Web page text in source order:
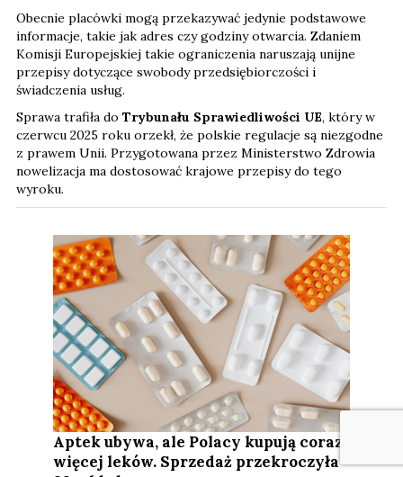
Obecnie placówki mogą przekazywać jedynie podstawowe
informacje, takie jak adres czy godziny otwarcia. Zdaniem
Komisji Europejskiej takie ograniczenia naruszają unijne
przepisy dotyczące swobody przedsiębiorczości i
świadczenia usług.
Sprawa trafiła do Trybunału Sprawiedliwości UE, który w
czerwcu 2025 roku orzekł, że polskie regulacje są niezgodne
z prawem Unii. Przygotowana przez Ministerstwo Zdrowia
nowelizacja ma dostosować krajowe przepisy do tego
wyroku.
Aptek ubywa, ale Polacy kupują coraz
więcej leków. Sprzedaż przekroczyła